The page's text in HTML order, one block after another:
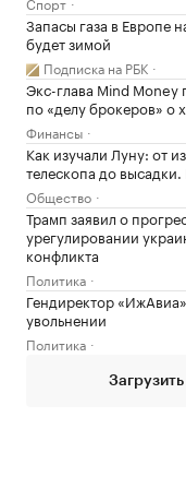
Запасы газа в Европе
будет зимой
Подписка на РБК
Экс-глава Mind Money
по «делу брокеров» о
Финансы
Как изучали Луну: от
телескопа до
Общество
Трамп заявил о
урегулировании
конфликта
Политика
Гендиректор
увольнении
Политика